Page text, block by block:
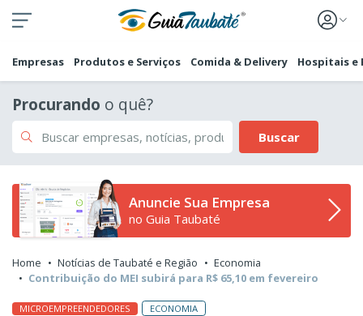
Empresas Produtos e Serviços Comida & Delivery Hospitais e
Procurando o quê?
Buscar
Anuncie Sua Empresa
no Guia Taubaté
Home Notícias de Taubaté e Região
Economia
Contribuição do MEI subirá para R$ 65,10 em fevereiro
MICROEMPREENDEDORES ECONOMIA